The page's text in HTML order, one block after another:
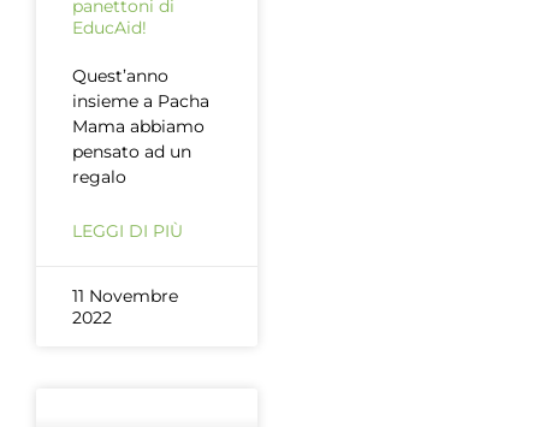
panettoni di
EducAid!
Quest’anno
insieme a Pacha
Mama abbiamo
pensato ad un
regalo
LEGGI DI PIÙ
11 Novembre
2022